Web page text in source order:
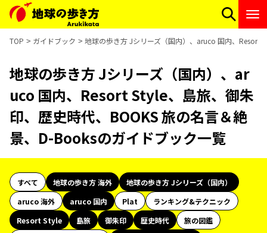
TOP ガイドブック 地球の歩き方 Jシリーズ（国内）、aruco 国内、Resort
地球の歩き方 Jシリーズ（国内）、ar
uco 国内、Resort Style、島旅、御朱
印、歴史時代、BOOKS 旅の名言＆絶
景、D-Booksのガイドブック一覧
すべて 地球の歩き方 海外
地球の歩き方 Jシリーズ（国内）
aruco 海外
aruco 国内 Plat
ランキング&テクニック
Resort Style
島旅 御朱印 歴史時代
旅の図鑑